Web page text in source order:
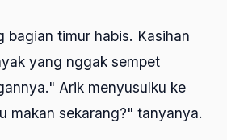
bagian timur habis. Kasihan
yang nggak sempet
Arik menyusulku ke
makan sekarang?" tanyanya.